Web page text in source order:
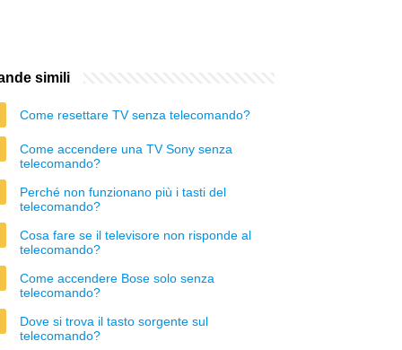
simili
Come resettare TV senza telecomando?
Come accendere una TV Sony senza
telecomando?
Perché non funzionano più i tasti del
telecomando?
Cosa fare se il televisore non risponde al
telecomando?
Come accendere Bose solo senza
telecomando?
Dove si trova il tasto sorgente sul
telecomando?